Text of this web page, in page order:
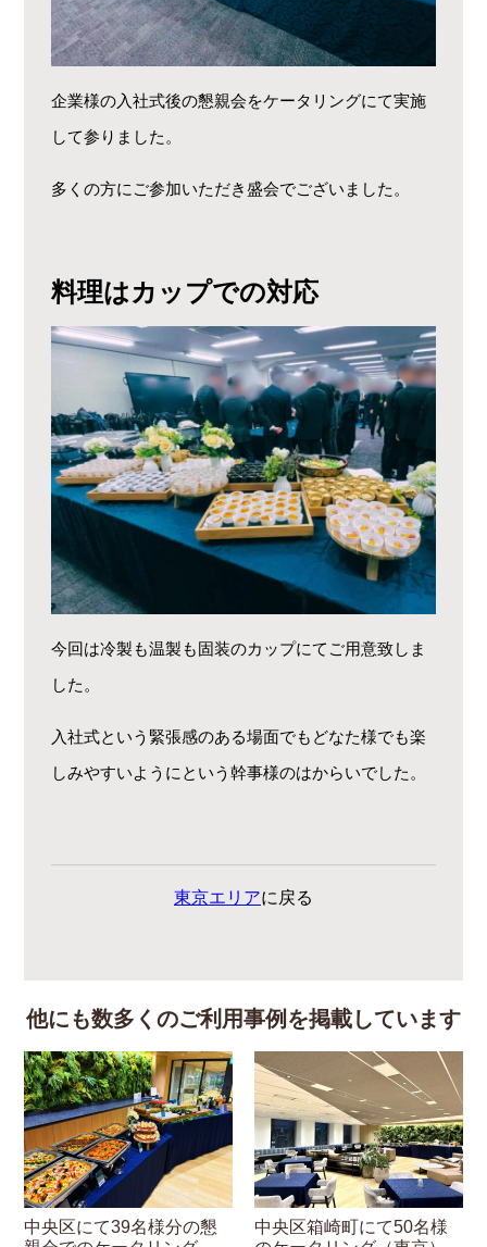
企業様の入社式後の懇親会をケータリングにて実施
して参りました。
多くの方にご参加いただき盛会でございました。
料理はカップでの対応
今回は冷製も温製も固装のカップにてご用意致しま
した。
入社式という緊張感のある場面でもどなた様でも楽
しみやすいようにという幹事様のはからいでした。
東京エリアに戻る
他にも数多くのご利用事例を掲載しています
中央区にて39名様分の懇
中央区箱崎町にて50名様